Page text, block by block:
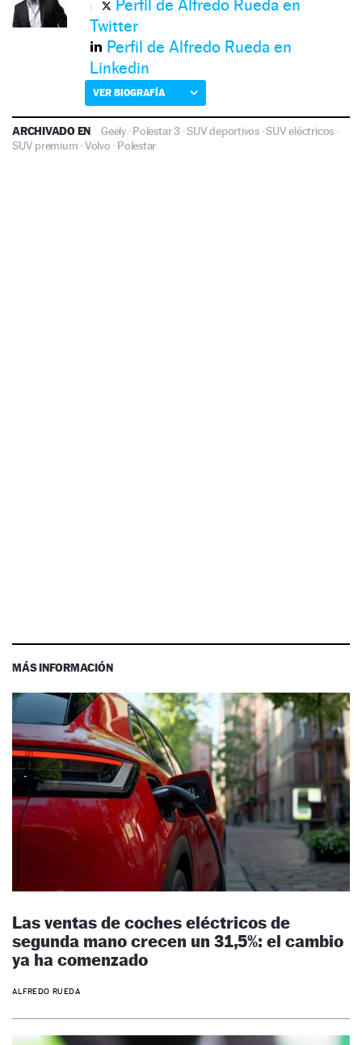
Perfil de Alfredo Rueda en
Twitter
Perfil de Alfredo Rueda en
Linkedin
VER BIOGRAFÍA
ARCHIVADO EN Geely·Polestar 3·SUV deportivos·SUV eléctricos ·
SUV premium ·Volvo · Polestar
MÁS INFORMACIÓN
Las ventas de coches eléctricos de
segunda mano crecen un 31,5%: el cambio
ya ha comenzado
ALFREDO RUEDA